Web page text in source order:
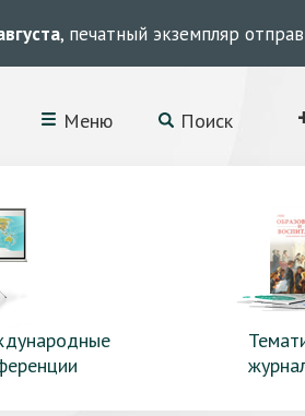
, печатный экземпляр
Меню Поиск